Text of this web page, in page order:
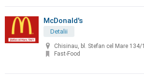
McDonald's
Detalii
Chisinau, bl. Stefan cel Mare 134/1
Fast-Food